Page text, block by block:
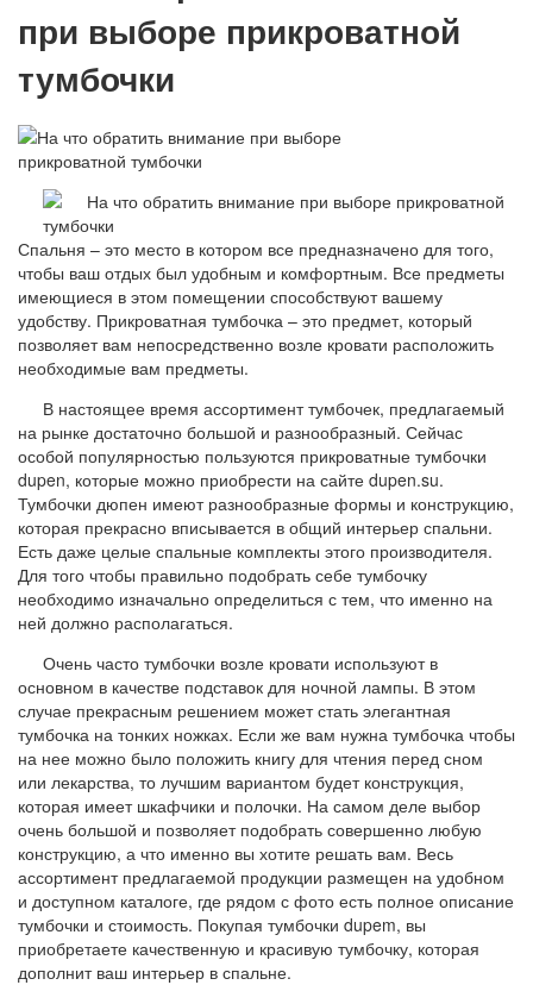
при выборе прикроватной
тумбочки
Спальня – это место в котором все предназначено для того,
чтобы ваш отдых был удобным и комфортным. Все предметы
имеющиеся в этом помещении способствуют вашему
удобству. Прикроватная тумбочка – это предмет, который
позволяет вам непосредственно возле кровати расположить
необходимые вам предметы.
В настоящее время ассортимент тумбочек, предлагаемый
на рынке достаточно большой и разнообразный. Сейчас
особой популярностью пользуются прикроватные тумбочки
dupen, которые можно приобрести на сайте dupen.su.
Тумбочки дюпен имеют разнообразные формы и конструкцию,
которая прекрасно вписывается в общий интерьер спальни.
Есть даже целые спальные комплекты этого производителя.
Для того чтобы правильно подобрать себе тумбочку
необходимо изначально определиться с тем, что именно на
ней должно располагаться.
Очень часто тумбочки возле кровати используют в
основном в качестве подставок для ночной лампы. В этом
случае прекрасным решением может стать элегантная
тумбочка на тонких ножках. Если же вам нужна тумбочка чтобы
на нее можно было положить книгу для чтения перед сном
или лекарства, то лучшим вариантом будет конструкция,
которая имеет шкафчики и полочки. На самом деле выбор
очень большой и позволяет подобрать совершенно любую
конструкцию, а что именно вы хотите решать вам. Весь
ассортимент предлагаемой продукции размещен на удобном
и доступном каталоге, где рядом с фото есть полное описание
тумбочки и стоимость. Покупая тумбочки dupem, вы
приобретаете качественную и красивую тумбочку, которая
дополнит ваш интерьер в спальне.